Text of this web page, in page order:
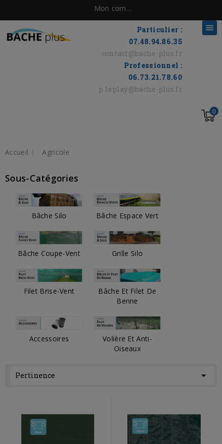
Mon compte
Particulier :
07.48.94.86.35
contact@bache-plus.fr
Professionnel :
06.73.21.78.60
p.leplay@bache-plus.fr

0
Accueil Agricole
Sous-Catégories
Bâche Silo Bâche Espace Vert
Bâche Coupe-Vent Grille Silo
Filet Brise-Vent
Bâche Et Filet De
Benne
Accessoires
Volière Et Anti-
Oiseaux
Pertinence 